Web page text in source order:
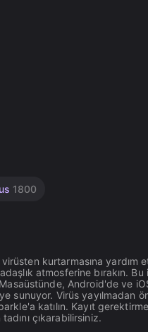
1800
kurtarmasına yardım
atmosferine bırakın. Bu
Android'de ve
sunuyor. Virüs yayılmadan
katılın. Kayıt
çıkarabilirsiniz.